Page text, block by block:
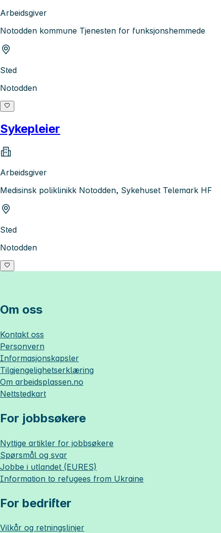
Arbeidsgiver
Notodden kommune Tjenesten for funksjonshemmede
Sted
Notodden
Sykepleier
Arbeidsgiver
Medisinsk poliklinikk Notodden, Sykehuset Telemark HF
Sted
Notodden
Om oss
Kontakt oss
Personvern
Informasjonskapsler
Tilgjengelighetserklæring
Om arbeidsplassen.no
Nettstedkart
For jobbsøkere
Nyttige artikler for jobbsøkere
Spørsmål og svar
Jobbe i utlandet (EURES)
Information to refugees from Ukraine
For bedrifter
Vilkår og retningslinjer